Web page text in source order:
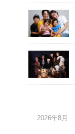
2026年8月